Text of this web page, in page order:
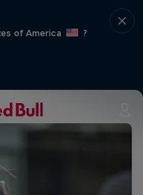
of America
?